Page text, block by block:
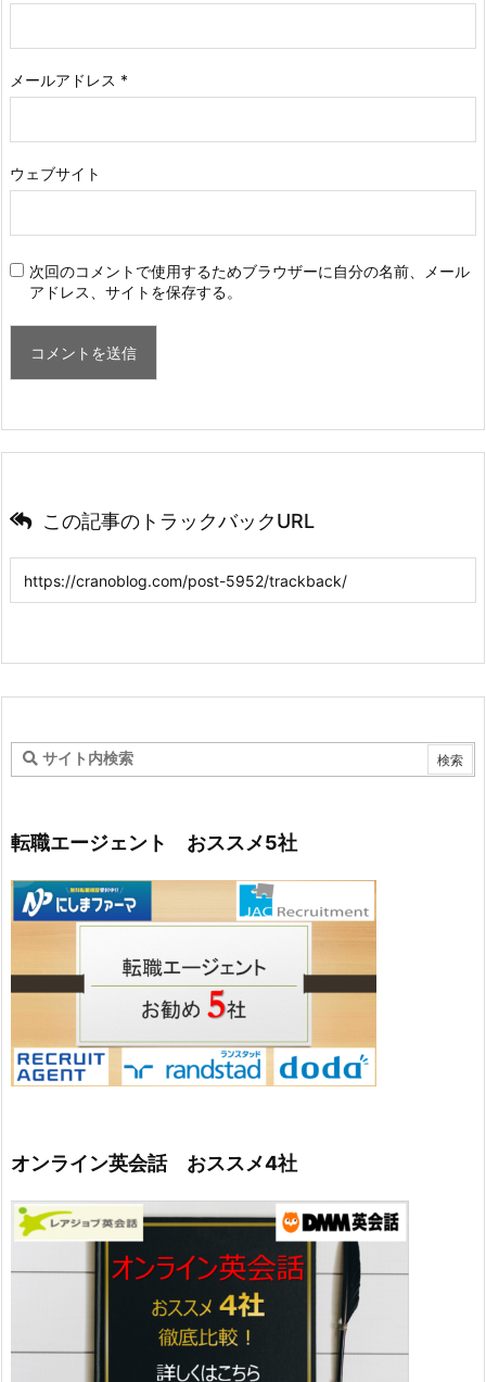
メールアドレス *
ウェブサイト
次回のコメントで使用するためブラウザーに自分の名前、メール
アドレス、サイトを保存する。
この記事のトラックバックURL
転職エージェント おススメ5社
オンライン英会話 おススメ4社